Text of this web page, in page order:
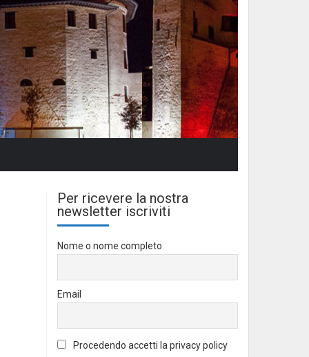
Per ricevere la nostra
newsletter iscriviti
Nome o nome completo
Email
Procedendo accetti la privacy policy